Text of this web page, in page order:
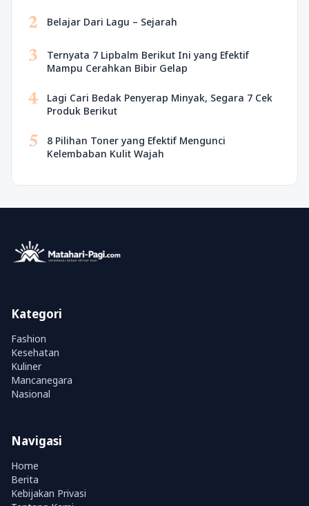
2 Belajar Dari Lagu – Sejarah
3
Ternyata 7 Lipbalm Berikut Ini yang Efektif
Mampu Cerahkan Bibir Gelap
4
Lagi Cari Bedak Penyerap Minyak, Segara 7 Cek
Produk Berikut
5
8 Pilihan Toner yang Efektif Mengunci
Kelembaban Kulit Wajah
Kategori
Fashion
Kesehatan
Kuliner
Mancanegara
Nasional
Navigasi
Home
Berita
Kebijakan Privasi